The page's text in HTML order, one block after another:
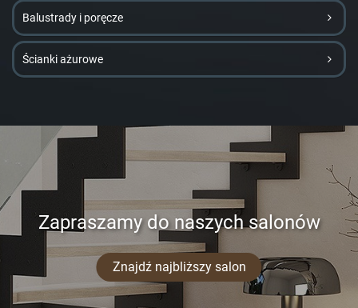
Balustrady i poręcze
Ścianki ażurowe
Zapraszamy do naszych salonów
Znajdź najbliższy salon